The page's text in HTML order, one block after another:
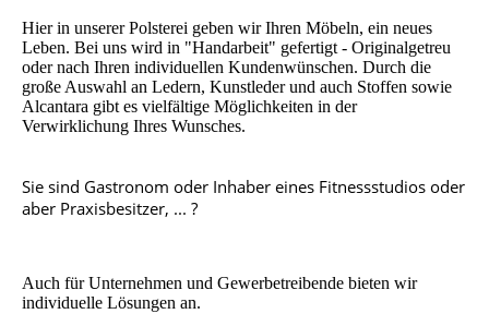
Hier in unserer Polsterei geben wir Ihren Möbeln, ein neues
Leben. Bei uns wird in "Handarbeit" gefertigt - Originalgetreu
oder nach Ihren individuellen Kundenwünschen. Durch die
große Auswahl an Ledern, Kunstleder und auch Stoffen sowie
Alcantara gibt es vielfältige Möglichkeiten in der
Verwirklichung Ihres Wunsches.
Sie sind Gastronom oder Inhaber eines Fitnessstudios oder
aber Praxisbesitzer, ... ?
Auch für Unternehmen und Gewerbetreibende bieten wir
individuelle Lösungen an.